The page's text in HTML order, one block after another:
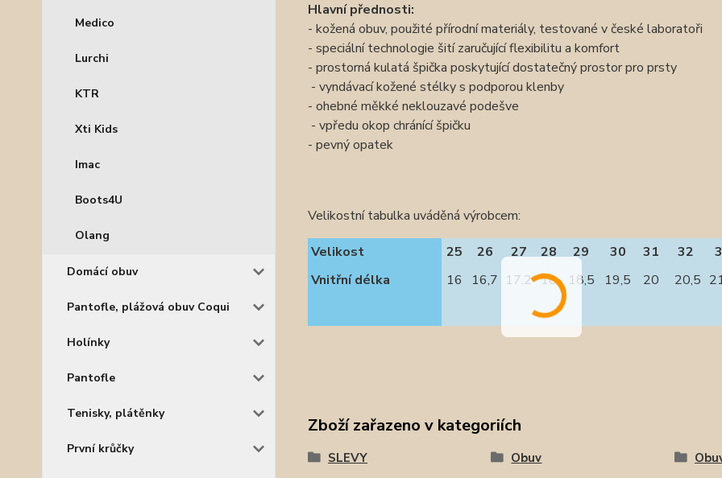
Medico
Lurchi
KTR
Xti Kids
Imac
Boots4U
Olang
Domácí obuv
Pantofle, plážová obuv Coqui
Holínky
Pantofle
Tenisky, plátěnky
První krůčky
Hlavní přednosti:
- kožená obuv, použité přírodní materiály, testované v české laboratoři
- speciální technologie šití zaručující flexibilitu a komfort
- prostorná kulatá špička poskytující dostatečný prostor pro prsty
- vyndávací kožené stélkys podporou klenby
- ohebné měkké neklouzavé podešve
- vpředu okop chránící špičku
- pevný opatek
Velikostní tabulka uváděná výrobcem:
Velikost 25 26 27 28 29 30 31 32
Vnitřní délka
16 16,7 17,2 18 18,5 19,5 20 20,5
Zboží zařazeno v kategoriích
SLEVY Obuv